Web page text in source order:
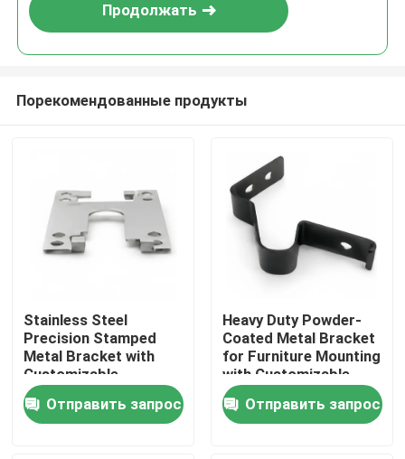
Дом
Продолжать
Порекомендованные продукты
Stainless Steel
Precision Stamped
Metal Bracket with
Customizable
Dimensions for
Hardware Connector
Отправить запрос
Heavy Duty Powder-
Coated Metal Bracket
for Furniture Mounting
with Customizable
Options
Отправить запрос